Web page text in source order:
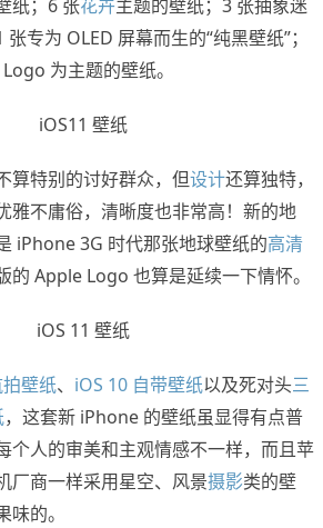
纸；6 张花卉主题的壁纸；3 张抽象迷
专为 OLED 屏幕而生的“纯黑壁纸”；
Logo 为主题的壁纸。
算特别的讨好群众，但设计还算独特，
雅不庸俗，清晰度也非常高！新的地
iPhone 3G 时代那张地球壁纸的高清
的 Apple Logo 也算是延续一下情怀。
壁纸、 iOS 10 自带壁纸以及死对头三
，这套新 iPhone 的壁纸虽显得有点普
个人的审美和主观情感不一样，而且苹
厂商一样采用星空、风景摄影类的壁
的。